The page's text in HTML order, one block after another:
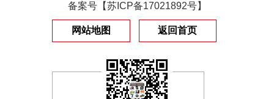
备案号【苏ICP备17021892号】
网站地图 返回首页